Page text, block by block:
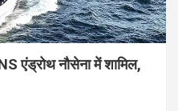
एंड्रोथ नौसेना में शामिल,